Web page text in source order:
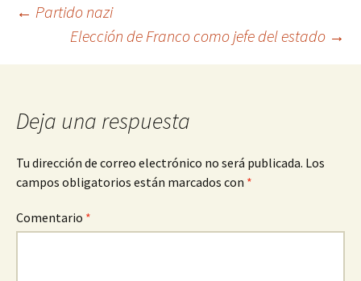
Navegación
de
entradas
← Partido nazi
Elección de Franco como jefe del estado →
Deja una respuesta
Tu dirección de correo electrónico no será publicada. Los
campos obligatorios están marcados con *
Comentario *